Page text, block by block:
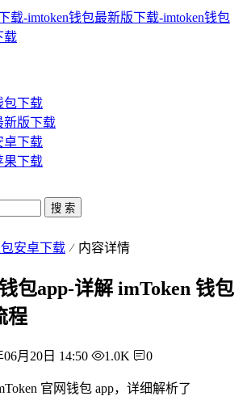
包下载
新版下载
卓下载
果下载
搜 索
安卓下载 内容详情
包app-详解 imToken 钱包
程
06月20日 14:50 1.0K 0
官网钱包 app，详细解析了